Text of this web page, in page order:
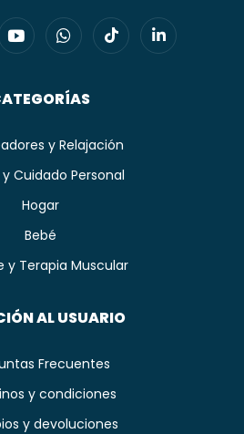
y Relajación
y Cuidado Personal
Hogar
Bebé
y Terapia Muscular
AL USUARIO
Frecuentes
y condiciones
y devoluciones